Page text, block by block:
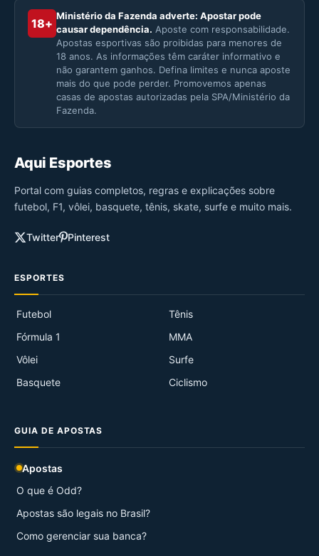
18+
Ministério da Fazenda adverte: Apostar pode
causar dependência. Aposte com responsabilidade.
Apostas esportivas são proibidas para menores de
18 anos. As informações têm caráter informativo e
não garantem ganhos. Defina limites e nunca aposte
mais do que pode perder. Promovemos apenas
casas de apostas autorizadas pela SPA/Ministério da
Fazenda.
Aqui Esportes
Portal com guias completos, regras e explicações sobre
futebol, F1, vôlei, basquete, tênis, skate, surfe e muito mais.
Twitter Pinterest
ESPORTES
Futebol
Fórmula 1
Vôlei
Basquete
Tênis
MMA
Surfe
Ciclismo
GUIA DE APOSTAS
Apostas
O que é Odd?
Apostas são legais no Brasil?
Como gerenciar sua banca?